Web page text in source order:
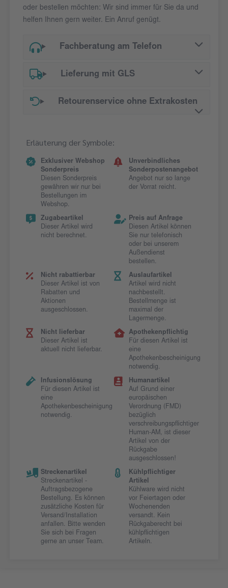
oder bestellen möchten: Wir sind immer für Sie da und
helfen Ihnen gern weiter. Ein Anruf genügt.
Fachberatung am Telefon
Lieferung mit GLS
Retourenservice ohne Extrakosten
Erläuterung der Symbole:
Exklusiver Webshop
Sonderpreis
Diesen Sonderpreis
gewähren wir nur bei
Bestellungen im
Webshop.
Unverbindliches
Sonderpostenangebot
Angebot nur so lange
der Vorrat reicht.
Zugabeartikel
Dieser Artikel wird
nicht berechnet.
Preis auf Anfrage
Diesen Artikel können
Sie nur telefonisch
oder bei unserem
Außendienst
bestellen.
Nicht rabattierbar
Dieser Artikel ist von
Rabatten und
Aktionen
ausgeschlossen.
Auslaufartikel
Artikel wird nicht
nachbestellt.
Bestellmenge ist
maximal der
Lagermenge.
Nicht lieferbar
Dieser Artikel ist
aktuell nicht lieferbar.
Apothekenpflichtig
Für diesen Artikel ist
eine
Apothekenbescheinigung
notwendig.
Infusionslösung
Für diesen Artikel ist
eine
Apothekenbescheinigung
notwendig.
Humanartikel
Auf Grund einer
europäischen
Verordnung (FMD)
bezüglich
verschreibungspflichtiger
Human-AM, ist dieser
Artikel von der
Rückgabe
ausgeschlossen!
Streckenartikel
Streckenartikel -
Auftragsbezogene
Bestellung. Es können
zusätzliche Kosten für
Versand/Installation
anfallen. Bitte wenden
Sie sich bei Fragen
gerne an unser Team.
Kühlpflichtiger
Artikel
Kühlware wird nicht
vor Feiertagen oder
Wochenenden
versandt. Kein
Rückgaberecht bei
kühlpflichtigen
Artikeln.